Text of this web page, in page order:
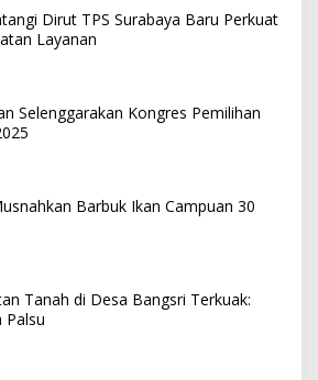
Dirut TPS Surabaya Baru Perkuat
Layanan
Selenggarakan Kongres Pemilihan
Barbuk Ikan Campuan 30
Tanah di Desa Bangsri Terkuak:
Palsu